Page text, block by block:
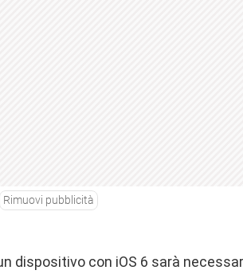
Rimuovi pubblicità
dispositivo con iOS 6 sarà